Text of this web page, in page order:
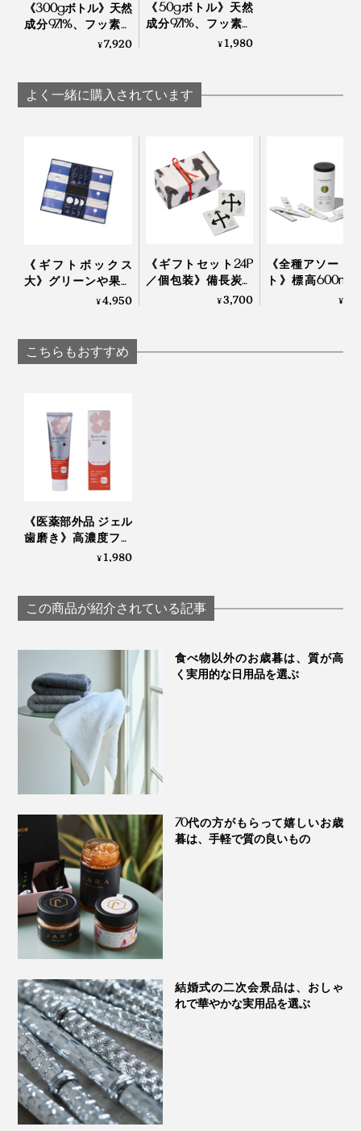
《300gボトル》天然
成分97.1%、フッ素・
発泡剤・研磨剤・保
ジェル」
¥7,920
《50gボトル》天然
成分97.1%、フッ素・
発泡剤・研磨剤・保
ジェル」
¥1,980
よく一緒に購入されています
《ギフトボックス
大》グリーンや果実
の“自然の香り”でリフ
「全身シャンプー＆
バスソルトセット」
SINGETSU ジャムレ
ーベル 満月・新月
¥4,950
《ギフトセット24P
／個包装》備長炭で
ていねいに炙った、
¥3,700
《全種アソート
ト》標高600m
岡・有機茶畑で
¥
こちらもおすすめ
《医薬部外品 ジェル
歯磨き》高濃度フッ
素配合、口臭・歯周
トリートメントプラ
スS」｜SOLADEY
¥1,980
この商品が紹介されている記事
食べ物以外のお歳暮は、質が高
く実用的な日用品を選ぶ
70代の方がもらって嬉しいお歳
暮は、手軽で質の良いもの
結婚式の二次会景品は、おしゃ
れで華やかな実用品を選ぶ